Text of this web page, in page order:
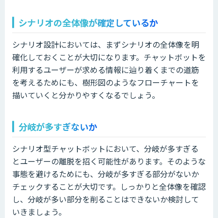
シナリオの全体像が確定しているか
シナリオ設計においては、まずシナリオの全体像を明
確化しておくことが大切になります。チャットボットを
利用するユーザーが求める情報に辿り着くまでの道筋
を考えるためにも、樹形図のようなフローチャートを
描いていくと分かりやすくなるでしょう。
分岐が多すぎないか
シナリオ型チャットボットにおいて、分岐が多すぎる
とユーザーの離脱を招く可能性があります。そのような
事態を避けるためにも、分岐が多すぎる部分がないか
チェックすることが大切です。しっかりと全体像を確認
し、分岐が多い部分を削ることはできないか検討して
いきましょう。